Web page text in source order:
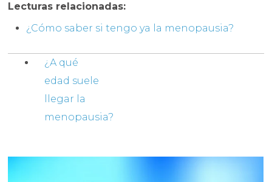
Lecturas relacionadas:
¿Cómo saber si tengo ya la menopausia?
¿A qué
edad suele
llegar la
menopausia?